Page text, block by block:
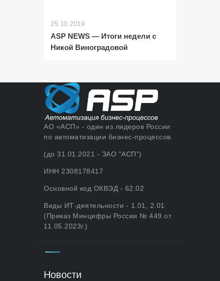
25.10.2019
ASP NEWS — Итоги недели с
Никой Виноградовой
АО «АСП» - один из лидеров России
по автоматизации бизнес-процессов.
(до 31.01.2021 - ЗАО "АСП")
ИНН 2308178417
Основной код ОКВЭД - 62.02
Виды ИТ-деятельности - 1.01, 2.01
(Приказ Минцифры России № 449 от
11.05.2023г.)
Новости